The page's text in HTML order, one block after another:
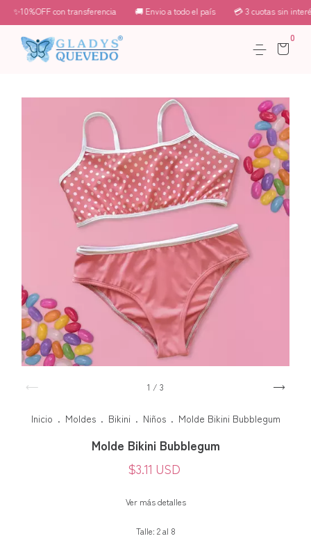
✨10%OFF con transferencia 🚚 Envio a todo el país 💳 3 cuotas sin interés
0
1 / 3
Inicio . Moldes . Bikini . Niños . Molde Bikini Bubblegum
Molde Bikini Bubblegum
$3.11 USD
Ver más detalles
Talle: 2 al 8